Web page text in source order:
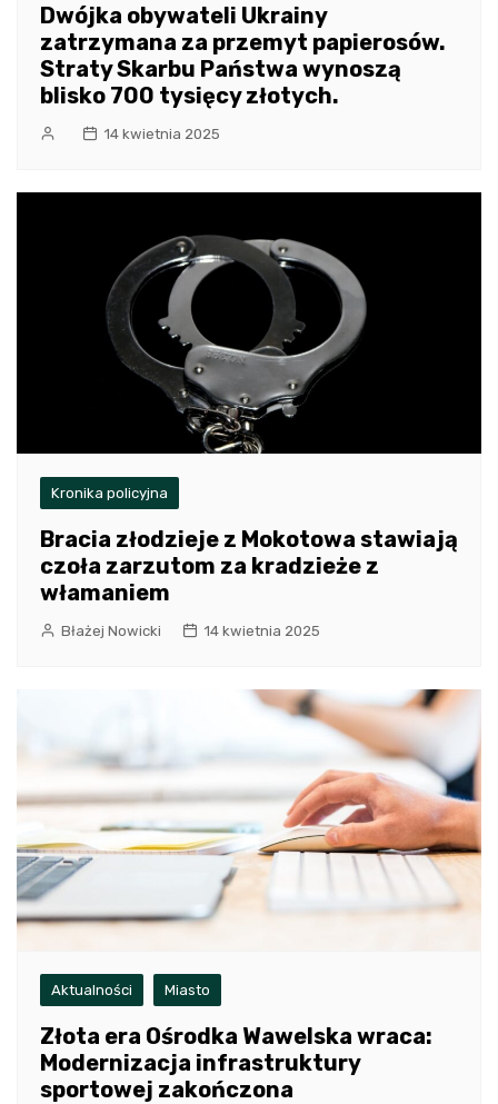
Dwójka obywateli Ukrainy
zatrzymana za przemyt papierosów.
Straty Skarbu Państwa wynoszą
blisko 700 tysięcy złotych.
14 kwietnia 2025
Kronika policyjna
Bracia złodzieje z Mokotowa stawiają
czoła zarzutom za kradzieże z
włamaniem
Błażej Nowicki 14 kwietnia 2025
Aktualności Miasto
Złota era Ośrodka Wawelska wraca:
Modernizacja infrastruktury
sportowej zakończona